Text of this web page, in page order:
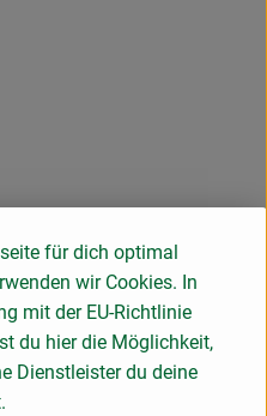
wir sorgen dafür, dass
Granolas, Porridges und
Sie den richtigen
zu meistern!
für dich optimal
wir Cookies. In
mit der EU-Richtlinie
du hier die Möglichkeit,
Dienstleister du deine